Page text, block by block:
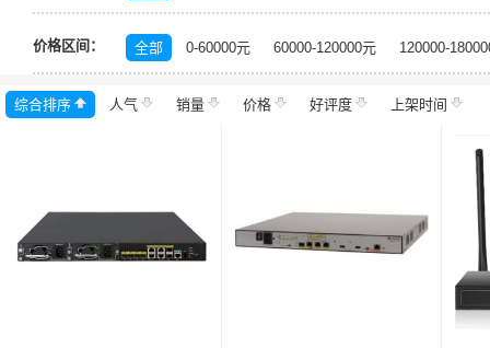
飞鱼星/VOLANS
水星/MERCURY 锐捷/Ruijie
希捷/Seagate
启明星辰/Venustech
金山/
深信服/SANGFOR
信锐/SUNDRAY
睿因/
齐杉/QISHAN
迈拓维矩/mt-viki 启明星辰
磊科/
价格区间： 全部 0-60000元 60000-120000元 120000-
综合排序 人气 销量 价格 好评度 上架时间